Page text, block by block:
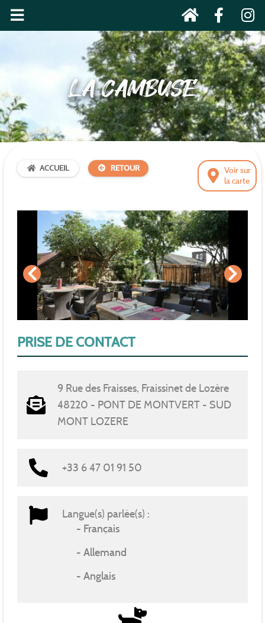
LA CAMBUSE
Voir sur
la carte
ACCUEIL RETOUR
PRISE DE CONTACT
9 Rue des Fraisses, Fraissinet de Lozère
48220 - PONT DE MONTVERT - SUD
MONT LOZERE
+33 6 47 01 91 50
Langue(s) parlée(s) :
Français
Allemand
Anglais